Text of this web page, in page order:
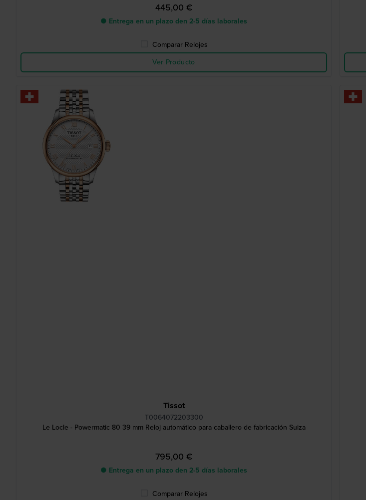
445,00 €
● Entrega en un plazo den 2-5 días laborales
Comparar Relojes
Ver Producto
Tissot
T0064072203300
Le Locle - Powermatic 80 39 mm Reloj automático para caballero de fabricación Suiza
795,00 €
● Entrega en un plazo den 2-5 días laborales
Comparar Relojes